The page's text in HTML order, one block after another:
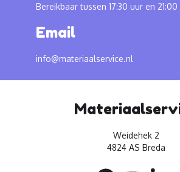
Bereikbaar tussen 17:30 uur en 21:00
Email
info@materiaalservice.nl
Weidehek 2
4824 AS Breda